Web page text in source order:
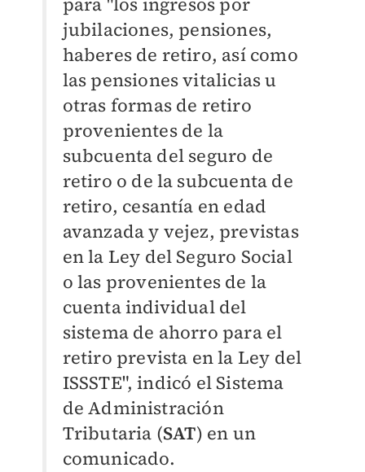
jubilaciones, pensiones,
haberes de retiro, así como
las pensiones vitalicias u
otras formas de retiro
provenientes de la
subcuenta del seguro de
retiro o de la subcuenta de
retiro, cesantía en edad
avanzada y vejez, previstas
en la Ley del Seguro Social
o las provenientes de la
cuenta individual del
sistema de ahorro para el
retiro prevista en la Ley del
ISSSTE", indicó el Sistema
de Administración
Tributaria (SAT) en un
comunicado.